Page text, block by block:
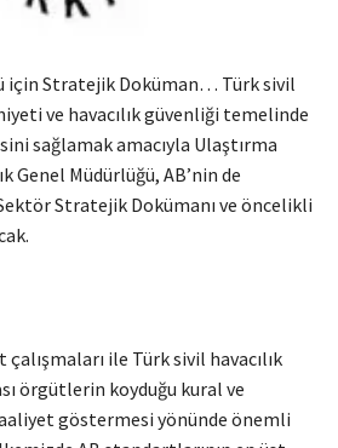
için Stratejik Doküman… Türk sivil
ve havacılık güvenliği temelinde
sağlamak amacıyla Ulaştırma
Genel Müdürlüğü, AB’nin de
Stratejik Dokümanı ve öncelikli
ile Türk sivil havacılık
örgütlerin koyduğu kural ve
göstermesi yönünde önemli